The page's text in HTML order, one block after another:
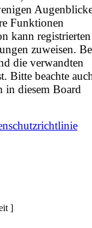
Funktionen
kann registrierten
zuweisen.
die verwandten
Bitte beachte
in diesem Board
]